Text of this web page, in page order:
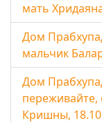
мать
Дом
мальчик
Дом
Кришны,